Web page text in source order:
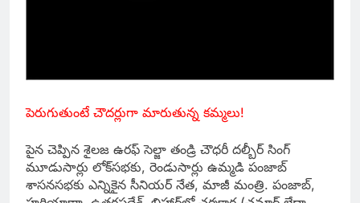
పెరుగుతుంటే చౌదర్లుగా మారుతున్న కమ్మలు!
పైన చెప్పిన శైలజ ఉరఫ్‌ సెల్జా తండ్రి చౌధరీ దల్బీర్‌ సింగ్‌
మూడుసార్లు లోక్‌సభకు, రెండుసార్లు ఉమ్మడి పంజాబ్‌
శాసనసభకు ఎన్నికైన సీనియర్‌ నేత, మాజీ మంత్రి. పంజాబ్,